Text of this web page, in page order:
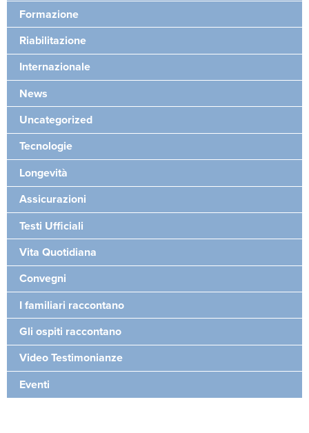
Formazione
Riabilitazione
Internazionale
News
Uncategorized
Tecnologie
Longevità
Assicurazioni
Testi Ufficiali
Vita Quotidiana
Convegni
I familiari raccontano
Gli ospiti raccontano
Video Testimonianze
Eventi